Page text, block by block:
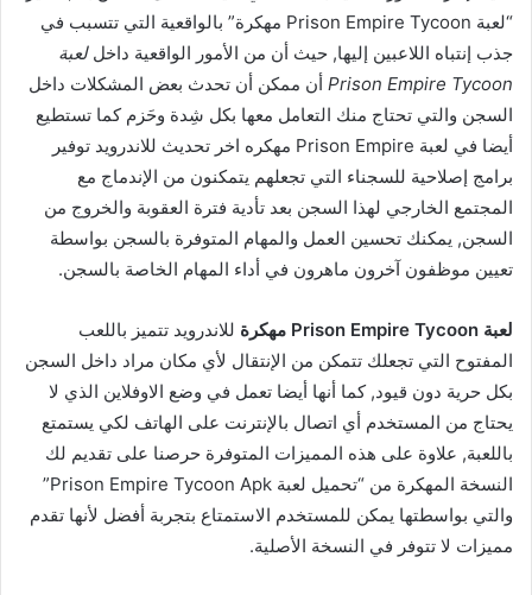
“لعبة Prison Empire Tycoon مهكرة” بالواقعية التي تتسبب في
جذب إنتباه اللاعبين إليها, حيث أن من الأمور الواقعية داخللعبة
Prison Empire Tycoon أن ممكن أن تحدث بعض المشكلات داخل
السجن والتي تحتاج منك التعامل معها بكل شِدة وحَزم كما تستطيع
أيضا في لعبة Prison Empire مهكره اخر تحديث للاندرويد توفير
برامج إصلاحية للسجناء التي تجعلهم يتمكنون من الإندماج مع
المجتمع الخارجي لهذا السجن بعد تأدية فترة العقوبة والخروج من
السجن, يمكنك تحسين العمل والمهام المتوفرة بالسجن بواسطة
تعيين موظفون آخرون ماهرون في أداء المهام الخاصة بالسجن.
لعبة Prison Empire Tycoon مهكرة
للاندرويد تتميز باللعب
المفتوح التي تجعلك تتمكن من الإنتقال لأي مكان مراد داخل السجن
بكل حرية دون قيود, كما أنها أيضا تعمل في وضع الاوفلاين الذي لا
يحتاج من المستخدم أي اتصال بالإنترنت على الهاتف لكي يستمتع
باللعبة, علاوة على هذه المميزات المتوفرة حرصنا على تقديم لك
النسخة المهكرة من “تحميل لعبة Prison Empire Tycoon Apk”
والتي بواسطتها يمكن للمستخدم الاستمتاع بتجربة أفضل لأنها تقدم
مميزات لا تتوفر في النسخة الأصلية.